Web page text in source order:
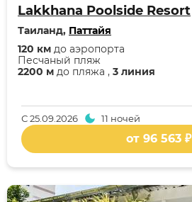
Lakkhana Poolside Resort
Таиланд, Паттайя
2200 м до пляжа , 3 линия
Песчаный пляж
120 км до аэропорта
С25.09.2026 11 ночей
от 96 563 ₽